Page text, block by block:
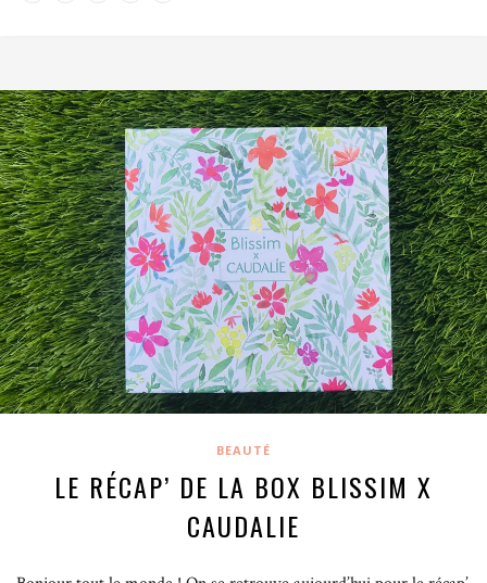
BEAUTÉ
LE RÉCAP’ DE LA BOX BLISSIM X
CAUDALIE